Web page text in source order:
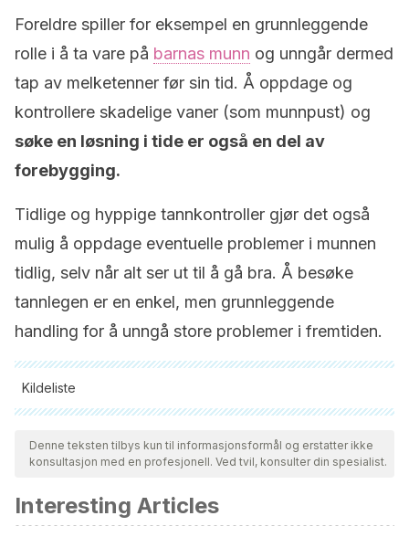
Foreldre spiller for eksempel en grunnleggende
rolle i å ta vare på barnas munn og unngår dermed
tap av melketenner før sin tid. Å oppdage og
kontrollere skadelige vaner (som munnpust) og
søke en løsning i tide er også en del av
forebygging.
Tidlige og hyppige tannkontroller gjør det også
mulig å oppdage eventuelle problemer i munnen
tidlig, selv når alt ser ut til å gå bra. Å besøke
tannlegen er en enkel, men grunnleggende
handling for å unngå store problemer i fremtiden.
Kildeliste
Alle siterte kilder ble grundig gjennomgått av teamet vårt for å
sikre deres kvalitet, pålitelighet, aktualitet og validitet.
Bibliografien i denne artikkelen ble betraktet som pålitelig og
Sauhing Muñoz, I. J. (2012).
Denne teksten tilbys kun til informasjonsformål og erstatter ikke
konsultasjon med en profesjonell. Ved tvil, konsulter din spesialist.
Interesting Articles